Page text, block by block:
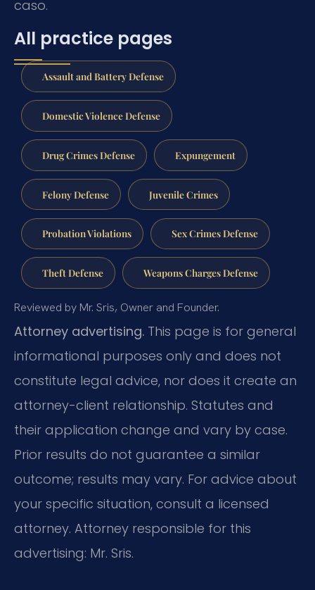
caso.
All practice pages
Assault and Battery Defense
Domestic Violence Defense
Drug Crimes Defense Expungement
Felony Defense Juvenile Crimes
Probation Violations Sex Crimes Defense
Theft Defense Weapons Charges Defense
Reviewed by Mr. Sris, Owner and Founder.
Attorney advertising. This page is for general
informational purposes only and does not
constitute legal advice, nor does it create an
attorney-client relationship. Statutes and
their application change and vary by case.
Prior results do not guarantee a similar
outcome; results may vary. For advice about
your specific situation, consult a licensed
attorney. Attorney responsible for this
advertising: Mr. Sris.